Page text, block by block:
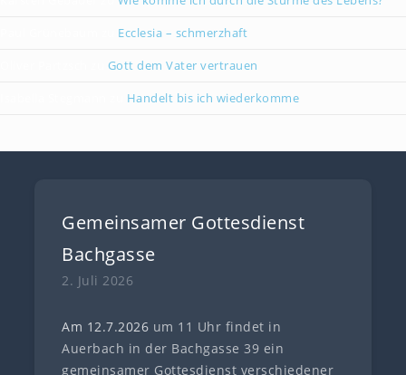
Ecclesia – schmerzhaft
Gott dem Vater vertrauen
Handelt bis ich wiederkomme
Gemeinsamer Gottesdienst
Bachgasse
2. Juli 2026
Am 12.7.2026 um 11 Uhr findet in
Auerbach in der Bachgasse 39 ein
gemeinsamer Gottesdienst verschiedener